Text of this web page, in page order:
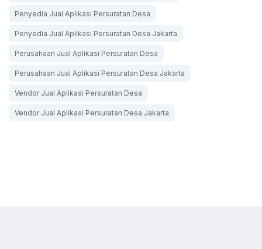
Penyedia Jual Aplikasi Persuratan Desa
Penyedia Jual Aplikasi Persuratan Desa Jakarta
Perusahaan Jual Aplikasi Persuratan Desa
Perusahaan Jual Aplikasi Persuratan Desa Jakarta
Vendor Jual Aplikasi Persuratan Desa
Vendor Jual Aplikasi Persuratan Desa Jakarta